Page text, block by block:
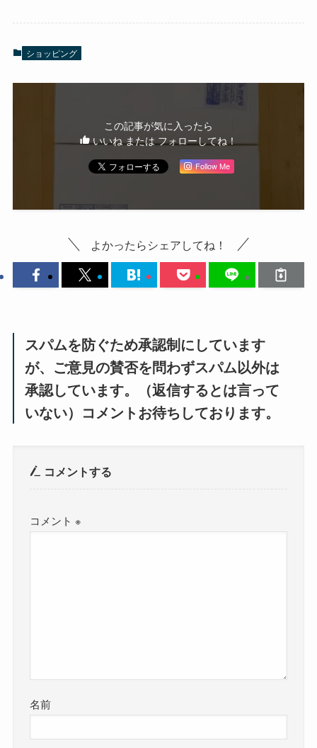
ショッピング
この記事が気に入ったら
いいね または フォローしてね！
Follow Me
よかったらシェアしてね！
スパムを防ぐため承認制にしています
が、ご意見の賛否を問わずスパム以外は
承認しています。（返信するとは言って
いない）コメントお待ちしております。
コメントする
コメント※
名前